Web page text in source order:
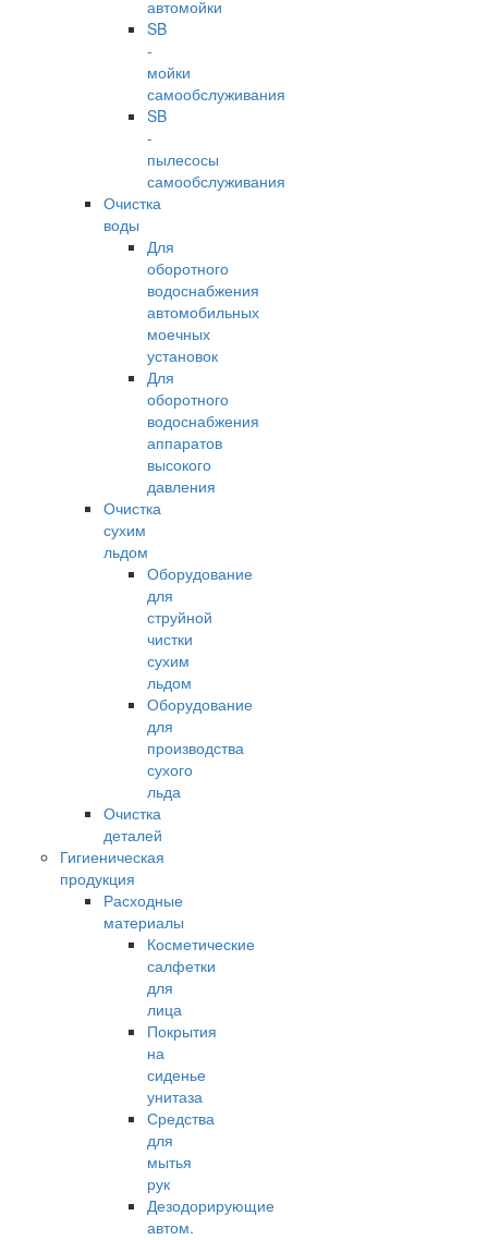
автомойки
SB
-
мойки
самообслуживания
SB
-
пылесосы
самообслуживания
Очистка
воды
Для
оборотного
водоснабжения
автомобильных
моечных
установок
Для
оборотного
водоснабжения
аппаратов
высокого
давления
Очистка
сухим
льдом
Оборудование
для
струйной
чистки
сухим
льдом
Оборудование
для
производства
сухого
льда
Очистка
деталей
Гигиеническая
продукция
Расходные
материалы
Косметические
салфетки
для
лица
Покрытия
на
сиденье
унитаза
Средства
для
мытья
рук
Дезодорирующие
автом.